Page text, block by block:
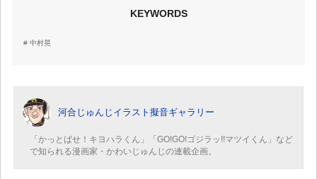
KEYWORDS
中村晃
河合じゅんじイラスト擬音ギャラリー
「かっとばせ！キヨハラくん」「GO!GO!ゴジラッ!!マツイくん」など
で知られる漫画家・かわいじゅんじの連載企画。